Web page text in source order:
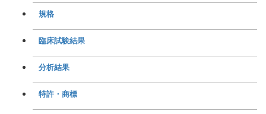
規格
臨床試験結果
分析結果
特許・商標